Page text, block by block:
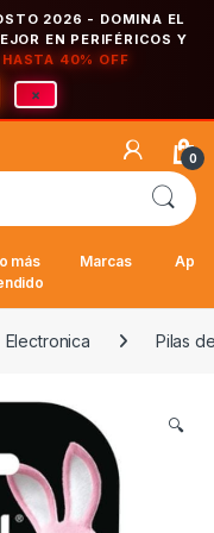
2026 - DOMINA EL
EN PERIFÉRICOS Y
HASTA 40% OFF
×
0
más
Marcas
Electronica Pilas
🔍